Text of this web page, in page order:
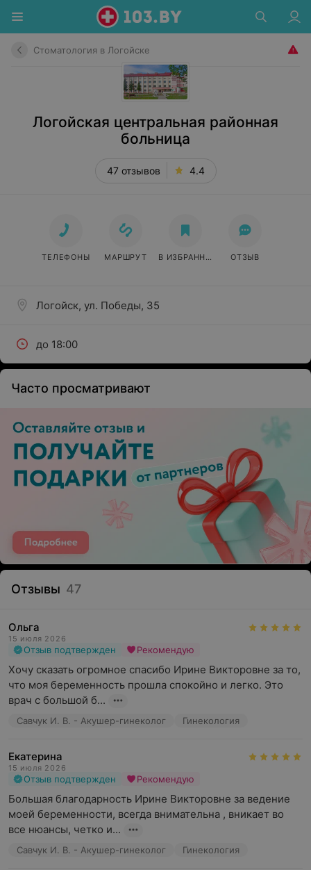
Стоматология в Логойске
Логойская центральная районная
больница
47 отзывов 4.4
Логойск, ул. Победы, 35
до 18:00
ТЕЛЕФОНЫ МАРШРУТ В ИЗБРАННОЕ ОТЗЫВ
Часто просматривают
Отзывы 47
Ольга
15 июля 2026
Отзыв подтвержден Рекомендую
Хочу сказать огромное спасибо Ирине Викторовне за то,
что моя беременность прошла спокойно и легко. Это
врач с большой б...
Савчук И. В. - Акушер-гинеколог Гинекология
Екатерина
15 июля 2026
Отзыв подтвержден Рекомендую
Большая благодарность Ирине Викторовне за ведение
моей беременности, всегда внимательна , вникает во
все нюансы, четко и...
Савчук И. В. - Акушер-гинеколог Гинекология